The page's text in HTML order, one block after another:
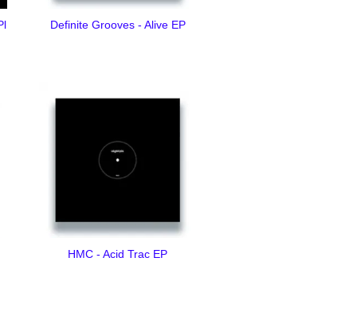
Definite Grooves - Alive EP
HMC - Acid Trac EP